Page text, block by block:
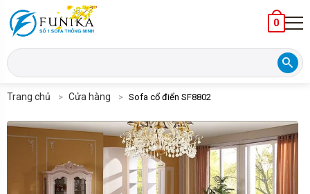
search
0
Trang chủ Cửa hàng Sofa cổ điển SF8802